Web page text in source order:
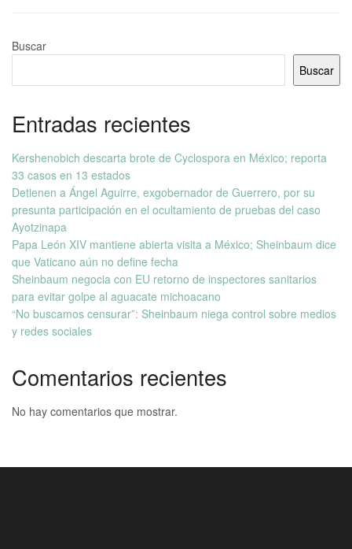
Buscar
Buscar
Entradas recientes
Kershenobich descarta brote de Cyclospora en México; reporta
33 casos en 13 estados
Detienen a Ángel Aguirre, exgobernador de Guerrero, por su
presunta participación en el ocultamiento de pruebas del caso
Ayotzinapa
Papa León XIV mantiene abierta visita a México; Sheinbaum dice
que Vaticano aún no define fecha
Sheinbaum negocia con EU retorno de inspectores sanitarios
para evitar golpe al aguacate michoacano
“No buscamos censurar”: Sheinbaum niega control sobre medios
y redes sociales
Comentarios recientes
No hay comentarios que mostrar.